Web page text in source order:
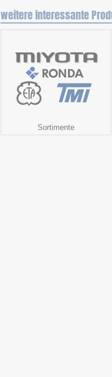
weitere interessante
Sortimente